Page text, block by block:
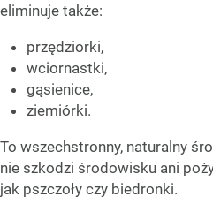
eliminuje także:
przędziorki,
wciornastki,
gąsienice,
ziemiórki.
To wszechstronny, naturalny
nie szkodzi środowisku ani
jak pszczoły czy biedronki.